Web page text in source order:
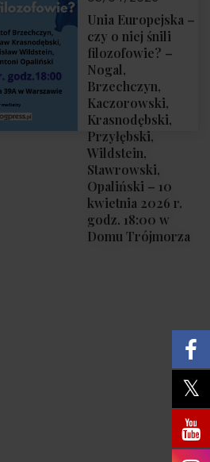
Unia Europejska –
czy o niej śnili
filozofowie? –
Nogal,
Brzechczyn,
Kaczorowski,
Krasnodębski,
Przyłębski,
Wildstein,
Stawrowski,
Opaliński – 10
kwietnia 2026 r.
godz. 18:00 w
Domu Trójmorza